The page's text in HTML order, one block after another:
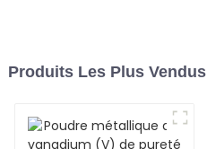
Produits Les Plus Vendus